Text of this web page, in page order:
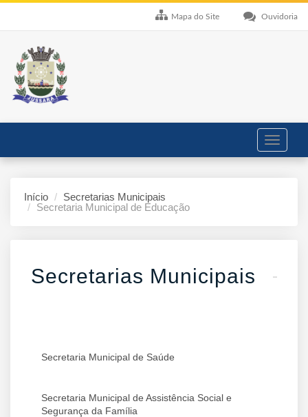
Ouvidoria
Mapa do Site
Toggle
Início
Secretarias Municipais
Secretaria Municipal de Educação
Secretarias Municipais
Secretaria Municipal de Saúde
Secretaria Municipal de Assistência Social e
Segurança da Família